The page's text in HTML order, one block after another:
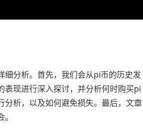
分析。首先，我们会从pi币的历史发
表现进行深入探讨，并分析何时购买pi
析，以及如何避免损失。最后，文章